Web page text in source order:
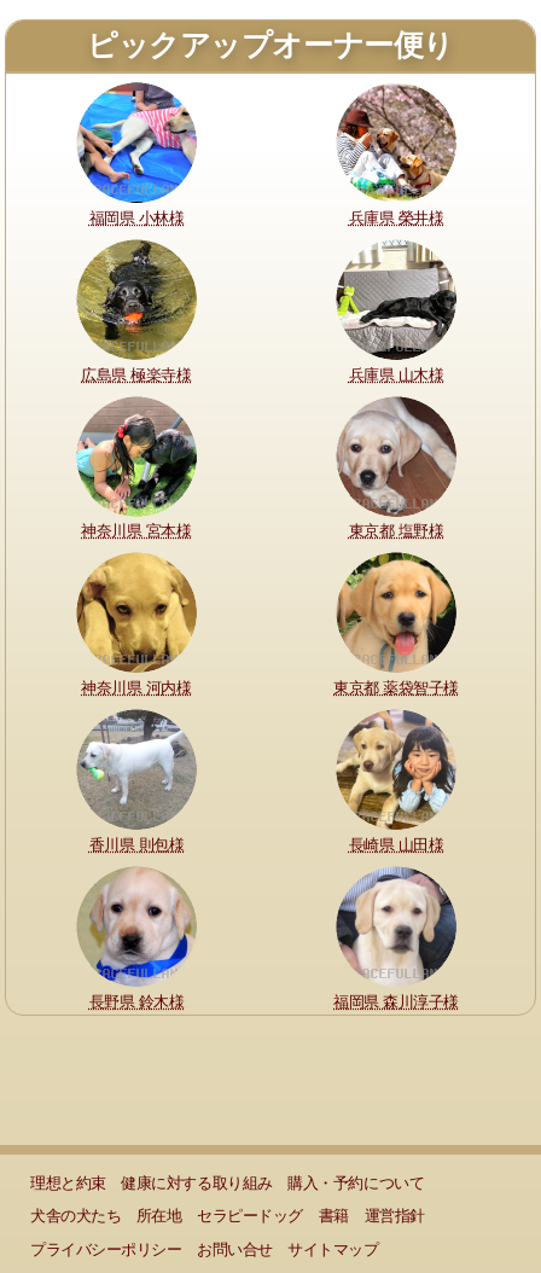
ピックアップオーナー便り
福岡県 小林様 兵庫県 榮井様
広島県 極楽寺様 兵庫県 山木様
神奈川県 宮本様 東京都 塩野様
神奈川県 河内様 東京都 薬袋智子様
香川県 則包様 長崎県 山田様
長野県 鈴木様 福岡県 森川淳子様
理想と約束 健康に対する取り組み
購入・予約について
犬舎の犬たち
所在地 セラピードッグ 書籍
運営指針
プライバシーポリシー
お問い合せ サイトマップ